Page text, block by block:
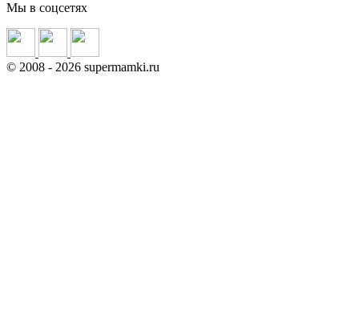
Мы в соцсетях
© 2008 - 2026 supermamki.ru